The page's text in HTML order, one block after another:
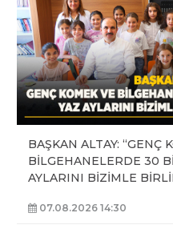
BAŞKAN ALTAY: “GENÇ
BİLGEHANELERDE 30
AYLARINI BİZİMLE
07.08.2026 14:30